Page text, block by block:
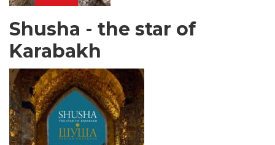
Shusha - the star of
Karabakh